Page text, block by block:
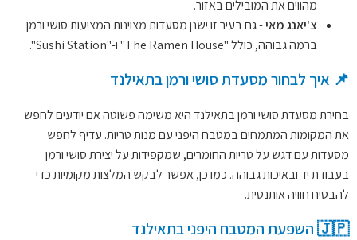
מהווים את המובילים באזור.
צ'יאנג מאי- גם בעיר זו ישנן מסעדות מצוינות המציעות סושי ורמן
ברמה גבוהה, כולל "The Ramen House" ו-"Sushi Station".
📌 איך לבחור מסעדת סושי ורמן בתאילנד
בחירת מסעדת סושי ורמן בתאילנד היא משימה פשוטה אם יודעים לחפש
את המקומות המתמחים במטבח היפני עם מנות טריות. עדיף לחפש
מסעדות עם דגש על טריות החומרים, שמקפידות על יצירת סושי ורמן
בעבודת יד ובאיכות גבוהה. כמו כן, אפשר לבקש המלצות מקומיות כדי
להבטיח חוויה אותנטית.
🇯🇵 השפעת המטבח היפני בתאילנד